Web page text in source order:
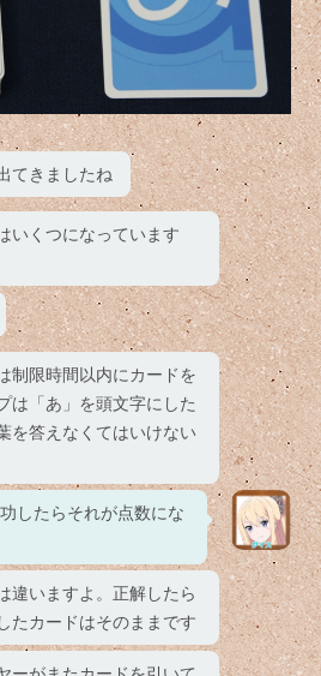
てきましたね
いくつになっています
制限時間以内にカードを
は「あ」を頭文字にした
を答えなくてはいけない
したらそれが点数にな
違いますよ。正解したら
たカードはそのままです